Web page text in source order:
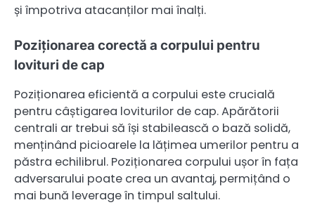
și împotriva atacanților mai înalți.
Poziționarea corectă a corpului pentru
lovituri de cap
Poziționarea eficientă a corpului este crucială
pentru câștigarea loviturilor de cap. Apărătorii
centrali ar trebui să își stabilească o bază solidă,
menținând picioarele la lățimea umerilor pentru a
păstra echilibrul. Poziționarea corpului ușor în fața
adversarului poate crea un avantaj, permițând o
mai bună leverage în timpul saltului.